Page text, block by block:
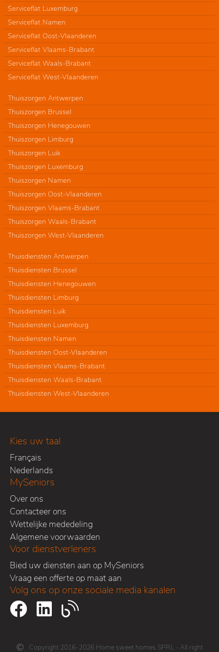
Serviceflat Luxemburg
Serviceflat Namen
Serviceflat Oost-Vlaanderen
Serviceflat Vlaams-Brabant
Serviceflat Waals-Brabant
Serviceflat West-Vlaanderen
Thuiszorgen Antwerpen
Thuiszorgen Brussel
Thuiszorgen Henegouwen
Thuiszorgen Limburg
Thuiszorgen Luik
Thuiszorgen Luxemburg
Thuiszorgen Namen
Thuiszorgen Oost-Vlaanderen
Thuiszorgen Vlaams-Brabant
Thuiszorgen Waals-Brabant
Thuiszorgen West-Vlaanderen
Thuisdiensten Antwerpen
Thuisdiensten Brussel
Thuisdiensten Henegouwen
Thuisdiensten Limburg
Thuisdiensten Luik
Thuisdiensten Luxemburg
Thuisdiensten Namen
Thuisdiensten Oost-Vlaanderen
Thuisdiensten Vlaams-Brabant
Thuisdiensten Waals-Brabant
Thuisdiensten West-Vlaanderen
Kies uw taal
Français
Nederlands
MySeniors
Over ons
Contacteer ons
Wettelijke mededeling
Algemene voorwaarden
Voor dienstverleners
Bied uw diensten aan op MySeniors
Vraag een offerte op maat aan
Volg ons op onze sociale media kanalen
Copyright 2016-2026 Home sweet homes SPRL - All right